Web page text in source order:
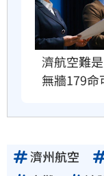
濟航空難
無牆179命
濟州航空